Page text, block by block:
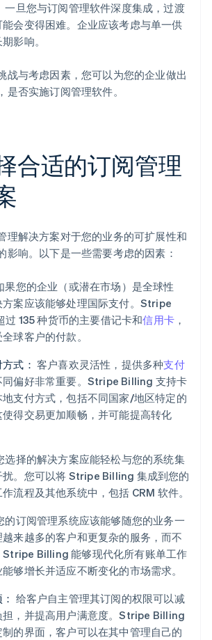
一旦您与订阅管理软件深度集成，过渡
会变得困难。企业应该考虑与单一供
影响。
战与考虑因素，您可以为您的企业做出
是否实施订阅管理软件。
合适的订阅管理
理解决方案对于您的业务的可扩展性和
影响。以下是一些需要考虑的因素：
果您的企业（或潜在市场）是全球性
方案应该能够处理国际支付。Stripe
135 种货币的主要借记卡和信用卡 ，
球客户的付款。
式： 客户喜欢灵活性，提供多种支付
同偏好非常重要。Stripe Billing 支持卡
支付方式，包括不同国家/地区特定的
得交易更加顺畅，并可能提高转化
选择的解决方案应能轻松与您的系统集
扰。您可以将 Stripe Billing 集成到您的
流程及其他系统中，包括 CRM 软件。
的订阅管理系统应该能够随您的业务一
来越多的客户和更复杂的服务，而不
Stripe Billing 能够现代化所有账单工作
够增长并适应不断变化的市场需求。
给客户自主管理其订阅的权限可以减
担，并提高用户满意度。Stripe Billing
的界面，客户可以在其中管理自己的